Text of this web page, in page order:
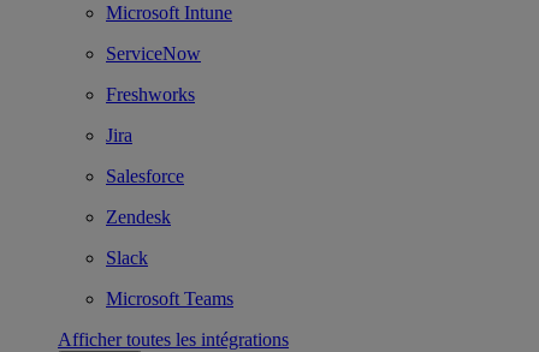
Microsoft Intune
ServiceNow
Freshworks
Jira
Salesforce
Zendesk
Slack
Microsoft Teams
Afficher toutes les intégrations